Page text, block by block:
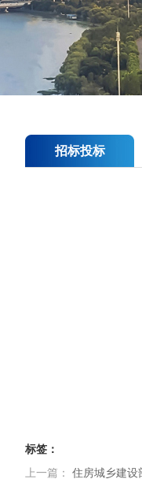
招标投标
标签：
上一篇： 住房城乡建设